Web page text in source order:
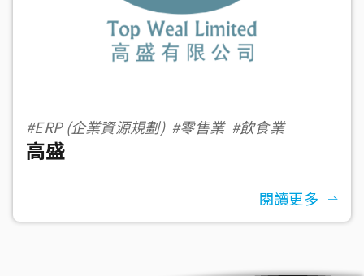
#ERP (企業資源規劃) #零售業 #飲食業
高盛
閱讀更多